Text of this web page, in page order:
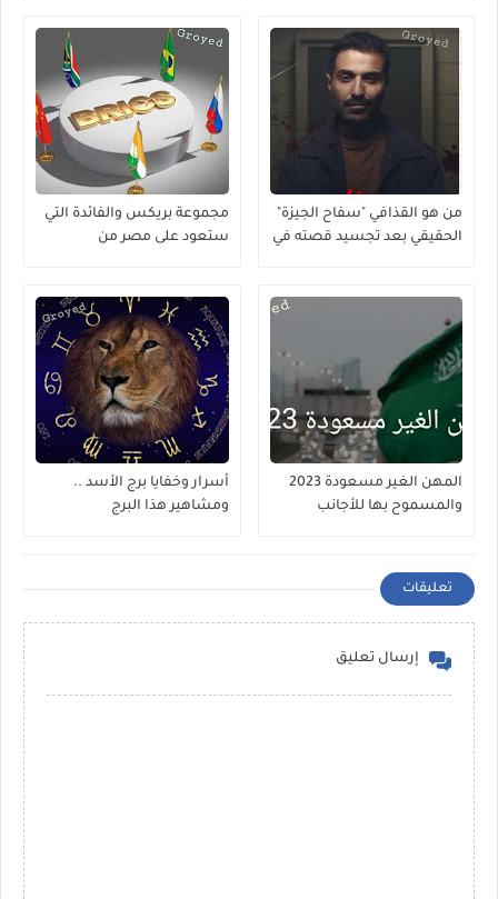
من هو القذافي "سفاح الجيزة"
الحقيقي بعد تجسيد قصته في
مجموعة بريكس والفائدة التي
ستعود على مصر من
المهن الغير مسعودة 2023
والمسموح بها للأجانب
أسرار وخفايا برج الأسد ..
ومشاهير هذا البرج
تعليقات
إرسال تعليق